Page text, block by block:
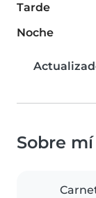
Tarde
Noche
Sobre mí